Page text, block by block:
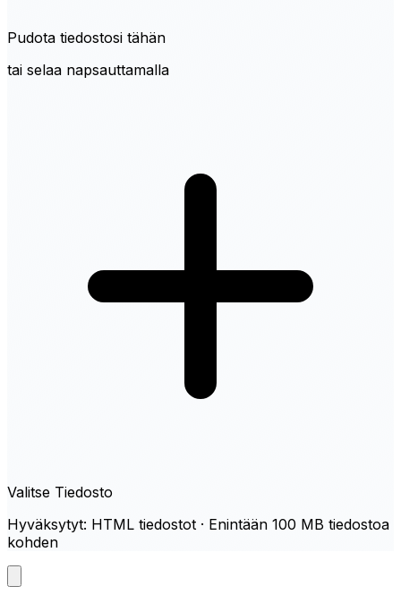
Pudota tiedostosi tähän
tai selaa napsauttamalla
Valitse Tiedosto
Hyväksytyt: HTML tiedostot · Enintään 100 MB tiedostoa
kohden